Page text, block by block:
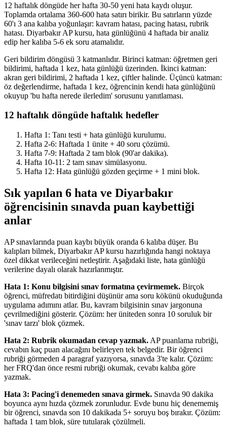
12 haftalık döngüde her hafta 30-50 yeni hata kaydı oluşur.
Toplamda ortalama 360-600 hata satırı birikir. Bu satırların yüzde
60'ı 3 ana kalıba yoğunlaşır: kavram hatası, pacing hatası, rubrik
hatası. Diyarbakır AP kursu, hata günlüğünü 4 haftada bir analiz
edip her kalıba 5-6 ek soru atamalıdır.
Geri bildirim döngüsü 3 katmanlıdır. Birinci katman: öğretmen geri
bildirimi, haftada 1 kez, hata günlüğü üzerinden. İkinci katman:
akran geri bildirimi, 2 haftada 1 kez, çiftler halinde. Üçüncü katman:
öz değerlendirme, haftada 1 kez, öğrencinin kendi hata günlüğünü
okuyup 'bu hafta nerede ilerledim' sorusunu yanıtlaması.
12 haftalık döngüde haftalık hedefler
Hafta 1: Tanı testi + hata günlüğü kurulumu.
Hafta 2-6: Haftada 1 ünite + 40 soru çözümü.
Hafta 7-9: Haftada 2 tam blok (90'ar dakika).
Hafta 10-11: 2 tam sınav simülasyonu.
Hafta 12: Hata günlüğü gözden geçirme + 1 mini blok.
Sık yapılan 6 hata ve Diyarbakır
öğrencisinin sınavda puan kaybettiği
anlar
AP sınavlarında puan kaybı büyük oranda 6 kalıba düşer. Bu
kalıpları bilmek, Diyarbakır AP kursu hazırlığında hangi noktaya
özel dikkat verileceğini netleştirir. Aşağıdaki liste, hata günlüğü
verilerine dayalı olarak hazırlanmıştır.
Hata 1: Konu bilgisini sınav formatına çevirmemek. Birçok
öğrenci, müfredatı bitirdiğini düşünür ama soru kökünü okuduğunda
uygulama adımını atlar. Bu, kavram bilgisinin sınav jargonuna
çevrilmediğini gösterir. Çözüm: her üniteden sonra 10 soruluk bir
'sınav tarzı' blok çözmek.
Hata 2: Rubrik okumadan cevap yazmak. AP puanlama rubriği,
cevabın kaç puan alacağını belirleyen tek belgedir. Bir öğrenci
rubriği görmeden 4 paragraf yazıyorsa, sınavda 3'te kalır. Çözüm:
her FRQ'dan önce resmi rubriği okumak, cevabı kalıba göre
yazmak.
Hata 3: Pacing'i denemeden sınava girmek. Sınavda 90 dakika
boyunca aynı hızda çözmek zorunludur. Evde bunu hiç denememiş
bir öğrenci, sınavda son 10 dakikada 5+ soruyu boş bırakır. Çözüm:
haftada 1 tam blok, süre tutularak çözülmeli.